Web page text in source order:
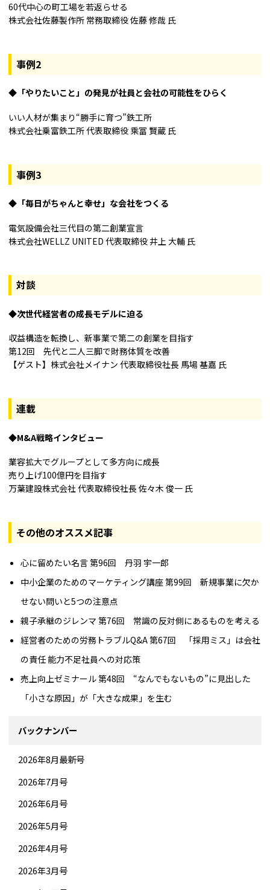
バックナンバー
2026年8月最新号
2026年7月号
2026年6月号
2026年5月号
2026年4月号
2026年3月号
60代中心の町工場を若返らせる
株式会社佐藤製作所 常務取締役 佐藤 修哉 氏
事例2
「やりたいこと」の発見が社員と会社の可能性をひらく
いい人材が集まり“勝手に育つ”鉄工所
株式会社乗富鉄工所 代表取締役 乘冨 賢蔵 氏
事例3
「毎日がちゃんと幸せ」な会社をつくる
電気設備会社三代目の第二創業宣言
株式会社WELLZ UNITED 代表取締役 井上 大輔 氏
対談
次世代経営者の成長モデルに迫る
収益構造を転換し、新事業で第二の創業を目指す
第12回 先代と二人三脚で財務体質を改善
【ゲスト】株式会社メイナン 代表取締役社長 馬場 基嘉 氏
連載
M&A戦略インタビュー
業容拡大でグループとして多方向に成長
売り上げ100億円を目指す
万葉建設株式会社 代表取締役社長 佐々木 俊一 氏
その他のオススメ記事
心に留めたい名言 第96回 丹羽 宇一郎
中小企業のためのマーケティング講座 第99回 新規事業に欠か
せない問いと5つの注意点
親子承継のジレンマ 第76回 常識の反対側にあるものを考える
経営者のための労務トラブルQ&A 第67回 「採用ミス」は会社
の責任 能力不足社員への対応策
売上向上ゼミナール 第48回 “なんでもないもの”に見出した
「小さな原因」が「大きな成果」を生む